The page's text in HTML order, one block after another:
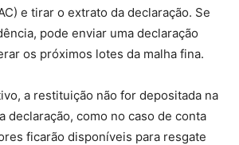
e tirar o extrato da declaração. Se
pode enviar uma declaração
os próximos lotes da malha fina.
a restituição não for depositada na
declaração, como no caso de conta
ficarão disponíveis para resgate